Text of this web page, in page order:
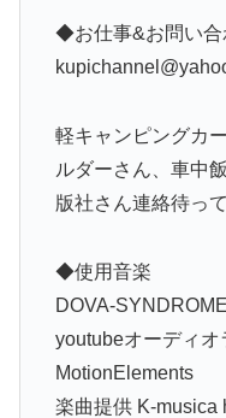
◆お仕事&お問い合
軽キャンピングカ
ルダーさん、車中
版社さん連絡待っ
◆使用音楽
DOVA-SYNDROME
youtubeオーディオ
MotionElements
楽曲提供 K-musica